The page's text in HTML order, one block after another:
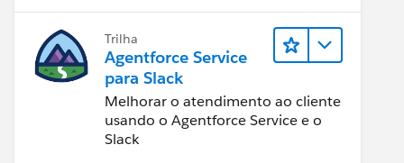
Trilha
Agentforce Service
para Slack
Melhorar o atendimento ao cliente
usando o Agentforce Service e o
Slack